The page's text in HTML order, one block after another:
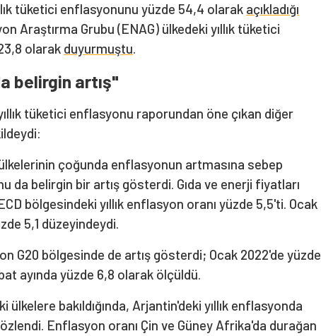
tüketici enflasyonunu yüzde 54,4 olarak açıkladığı
Araştırma Grubu (ENAG) ülkedeki yıllık tüketici
olarak duyurmuştu.
belirgin artış"
tüketici enflasyonu raporundan öne çıkan diğer
çoğunda enflasyonun artmasına sebep
da belirgin bir artış gösterdi. Gıda ve enerji fiyatları
bölgesindeki yıllık enflasyon oranı yüzde 5,5'ti. Ocak
5,1 düzeyindeydi.
G20 bölgesinde de artış gösterdi; Ocak 2022'de yüzde
ayında yüzde 6,8 olarak ölçüldü.
ülkelere bakıldığında, Arjantin'deki yıllık enflasyonda
Enflasyon oranı Çin ve Güney Afrika'da durağan